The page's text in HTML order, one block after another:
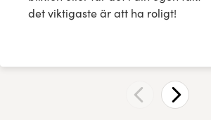
det viktigaste är att ha roligt!